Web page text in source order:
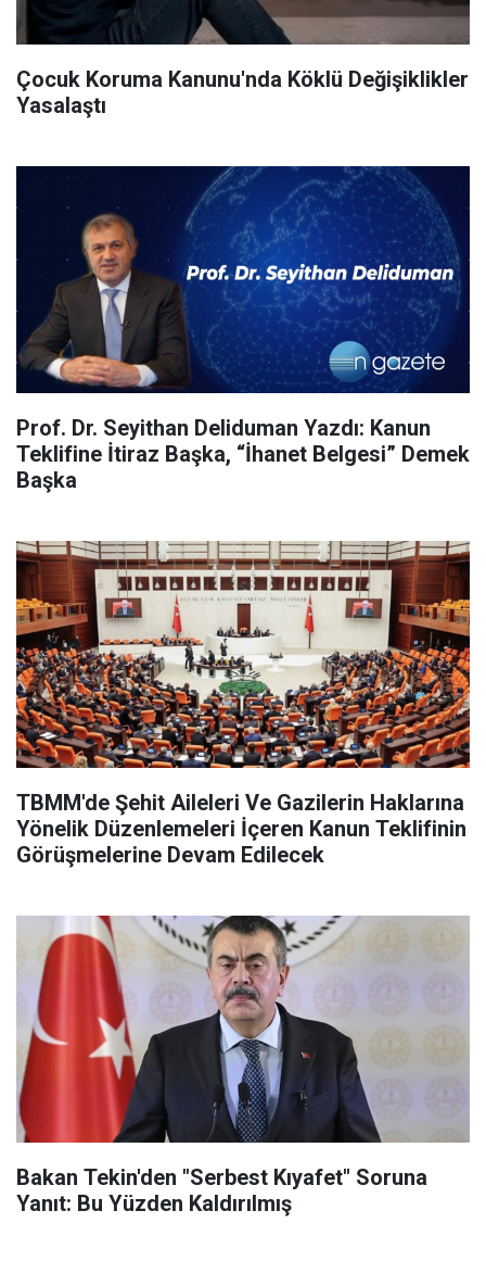
Çocuk Koruma Kanunu'nda Köklü Değişiklikler
Yasalaştı
Prof. Dr. Seyithan Deliduman Yazdı: Kanun
Teklifine İtiraz Başka, “İhanet Belgesi” Demek
Başka
TBMM'de Şehit Aileleri Ve Gazilerin Haklarına
Yönelik Düzenlemeleri İçeren Kanun Teklifinin
Görüşmelerine Devam Edilecek
Bakan Tekin'den "Serbest Kıyafet" Soruna
Yanıt: Bu Yüzden Kaldırılmış